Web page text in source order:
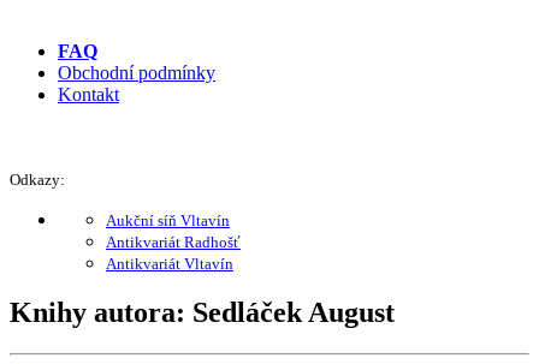
FAQ
Obchodní podmínky
Kontakt
Odkazy:
Aukční síň Vltavín
Antikvariát Radhošť
Antikvariát Vltavín
Knihy autora: Sedláček August